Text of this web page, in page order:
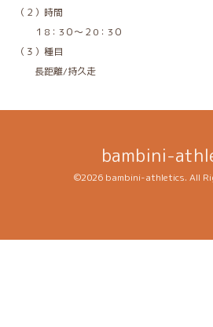
（２）時間
１8：3０～２0：3０
（３）種目
長距離/持久走
bambini-
©2026 bambini-athletics. All